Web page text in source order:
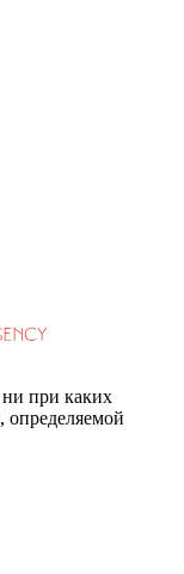
при каких
определяемой